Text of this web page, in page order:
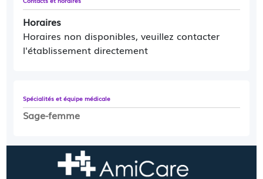
Horaires
Horaires non disponibles, veuillez contacter
l'établissement directement
Spécialités et équipe médicale
Sage-femme